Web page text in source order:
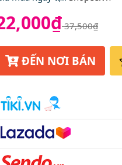
37,500₫
ĐẾN NƠI BÁN